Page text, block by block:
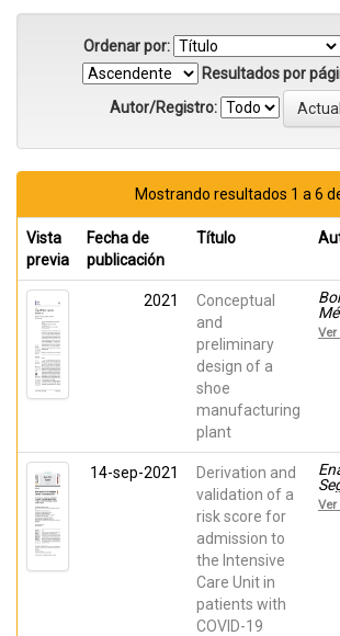
Ordenar por:
Resultados por
Autor/Registro:
Mostrando resultados 1 a 6
Vista
previa
Fecha de
publicación
Título
2021
Conceptual
and
preliminary
design of a
shoe
manufacturing
plant
14-sep-2021
Derivation and
validation of a
risk score for
admission to
the Intensive
Care Unit in
patients with
COVID-19